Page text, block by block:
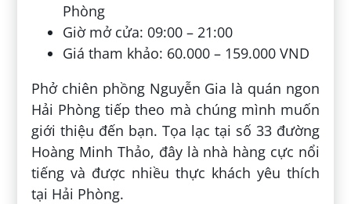
Phòng
Giờ mở cửa: 09:00 – 21:00
Giá tham khảo: 60.000 – 159.000 VND
Phở chiên phồng Nguyễn Gia là quán ngon
Hải Phòng tiếp theo mà chúng mình muốn
giới thiệu đến bạn. Tọa lạc tại số 33 đường
Hoàng Minh Thảo, đây là nhà hàng cực nổi
tiếng và được nhiều thực khách yêu thích
tại Hải Phòng.